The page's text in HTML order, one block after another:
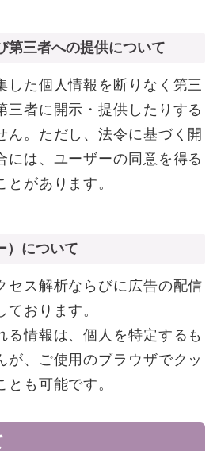
第三者への提供について
した個人情報を断りなく第三
三者に開示・提供したりする
ん。ただし、法令に基づく開
には、ユーザーの同意を得る
とがあります。
）について
セス解析ならびに広告の配信
おります。
る情報は、個人を特定するも
が、ご使用のブラウザでクッ
も可能です。